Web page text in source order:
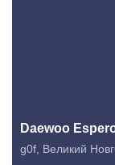
Daewoo
g0f Великий